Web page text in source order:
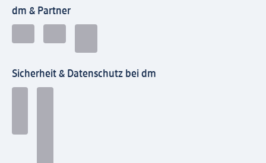
dm & Partner
Sicherheit & Datenschutz bei dm